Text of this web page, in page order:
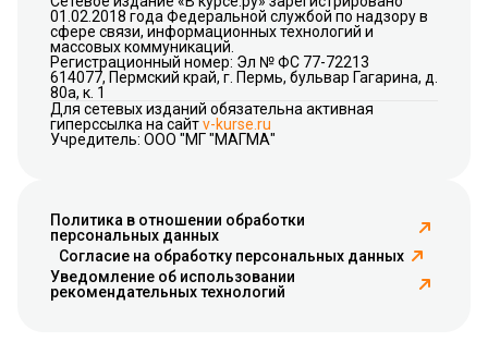
01.02.2018 года Федеральной службой по надзору в
сфере связи, информационных технологий и
массовых коммуникаций.
Регистрационный номер: Эл № ФС 77-72213
614077, Пермский край, г. Пермь, бульвар Гагарина, д.
80а, к. 1
Для сетевых изданий обязательна активная
гиперссылка на сайтv-kurse.ru
Учредитель: ООО "МГ "МАГМА"
Политика в отношении обработки
персональных данных
Согласие на обработку персональных данных
Уведомление об использовании
рекомендательных технологий